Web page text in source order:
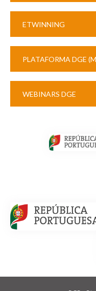
ETWINNING
PLATAFORMA DGE
WEBINARS DGE